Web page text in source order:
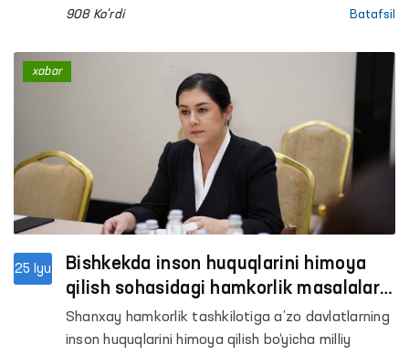
muloqot qilindi.
908 Ko'rdi Batafsil
25 Iyu
Bishkekda inson huquqlarini himoya
qilish sohasidagi hamkorlik masalalari
muhokama qilindi
Shanxay hamkorlik tashkilotiga a’zo davlatlarning
inson huquqlarini himoya qilish bo‘yicha milliy
xabar